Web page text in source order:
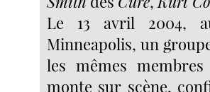
Le 13 avril 2004,
Minneapolis, un
les mêmes
monte sur scène,